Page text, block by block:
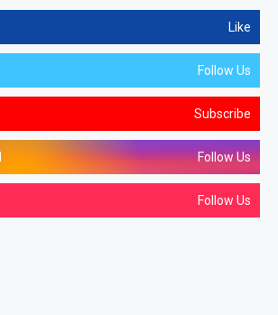
Like
Follow Us
Subscribe
Follow Us
Follow Us